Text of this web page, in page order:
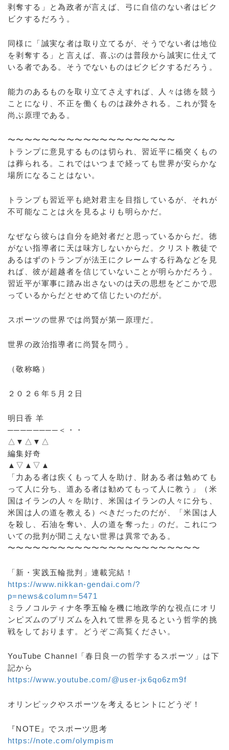
剥奪する」と為政者が言えば、弓に自信のない者はビク
ビクするだろう。
同様に「誠実な者は取り立てるが、そうでない者は地位
を剥奪する」と言えば、喜ぶのは普段から誠実に仕えて
いる者である。そうでないものはビクビクするだろう。
能力のあるものを取り立てさえすれば、人々は徳を競う
ことになり、不正を働くものは疎外される。これが賢を
尚ぶ原理である。
〜〜〜〜〜〜〜〜〜〜〜〜〜〜〜〜〜〜〜〜
トランプに意見するものは切られ、習近平に楯突くもの
は葬られる。これではいつまで経っても世界が安らかな
場所になることはない。
トランプも習近平も絶対君主を目指しているが、それが
不可能なことは火を見るよりも明らかだ。
なぜなら彼らは自分を絶対者だと思っているからだ。徳
がない指導者に天は味方しないからだ。クリスト教徒で
あるはずのトランプが法王にクレームする行為などを見
れば、彼が超越者を信じていないことが明らかだろう。
習近平が軍事に踏み出さないのは天の思想をどこかで思
っているからだとせめて信じたいのだが。
スポーツの世界では尚賢が第一原理だ。
世界の政治指導者に尚賢を問う。
（敬称略）
２０２６年５月２日
明日香 羊
────────＜・・
△▼△▼△
編集好奇
▲▽▲▽▲
「力ある者は疾くもって人を助け、財ある者は勉めても
って人に分ち、道ある者は勧めてもって人に教う」（米
国はイランの人々を助け、米国はイランの人々に分ち、
米国は人の道を教える）べきだったのだが、「米国は人
を殺し、石油を奪い、人の道を奪った」のだ。これにつ
いての批判が聞こえない世界は異常である。
〜〜〜〜〜〜〜〜〜〜〜〜〜〜〜〜〜〜〜〜〜〜〜
「新・実践五輪批判」連載完結！
https://www.nikkan-gendai.com/?
p=news&column=5471
ミラノコルティナ冬季五輪を機に地政学的な視点にオリ
ンピズムのプリズムを入れて世界を見るという哲学的挑
戦をしております。どうぞご高覧ください。
YouTube Channel「春日良一の哲学するスポーツ」は下
記から
https://www.youtube.com/@user-jx6qo6zm9f
オリンピックやスポーツを考えるヒントにどうぞ！
『NOTE』でスポーツ思考
https://note.com/olympism